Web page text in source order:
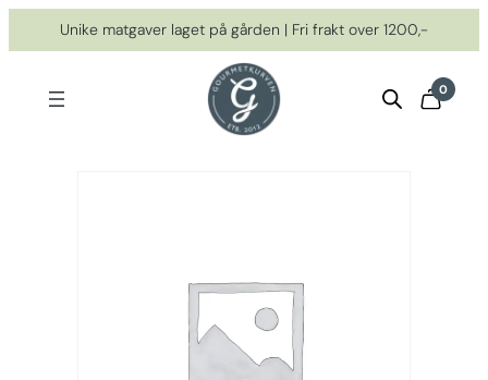
til
Unike matgaver laget på gården | Fri frakt over 1200,-
0